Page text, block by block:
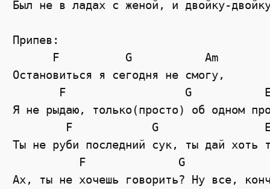
Был не в ладах с женой, и двойку-
Припев:
      F          G           Am
Остановиться я сегодня не смогу,
F                  G
Я не рыдаю, только(просто) об одном
F            G
Ты не руби последний сук, ты дай хоть
F              G
Ах, ты не хочешь говорить? Ну все,